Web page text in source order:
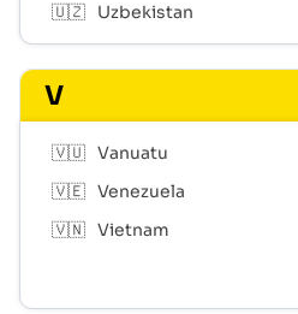
🇺🇿
Uzbekistan
V
🇻🇺 Vanuatu
🇻🇪 Venezuela
🇻🇳 Vietnam